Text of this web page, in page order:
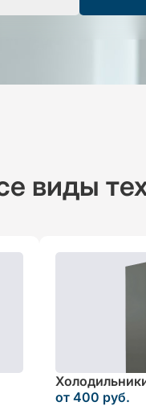
виды
от 400 руб.